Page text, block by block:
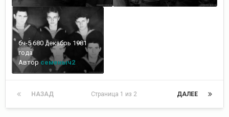
бч-5 680 декабрь 1981
года
Авторсеменыч2
НАЗАД ДАЛЕЕ
Страница 1 из 2